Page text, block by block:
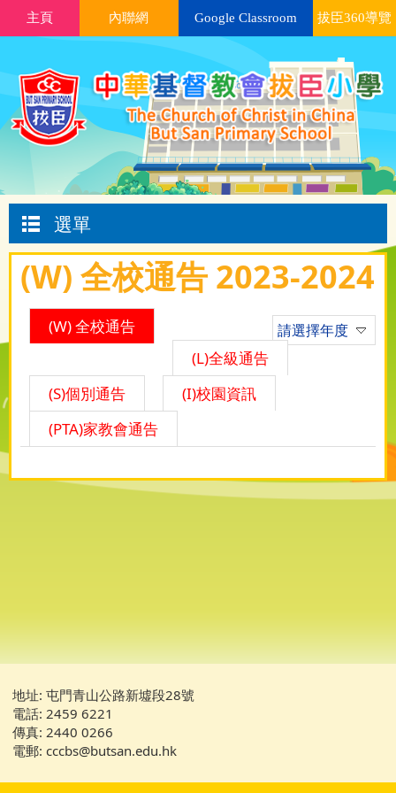
主頁 內聯網 Google Classroom 拔臣360導覽
選單
(W) 全校通告 2023-2024
請選擇年度
(W) 全校通告
(L)全級通告
(S)個別通告
(I)校園資訊
(PTA)家教會通告
地址: 屯門青山公路新墟段28號
電話: 2459 6221
傳真: 2440 0266
電郵: cccbs@butsan.edu.hk